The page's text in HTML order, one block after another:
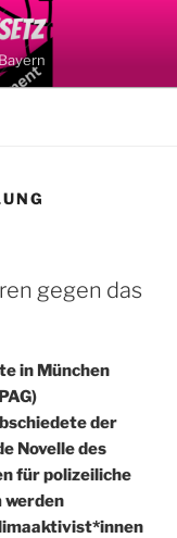
gegen das
in München
der
Novelle des
für polizeiliche